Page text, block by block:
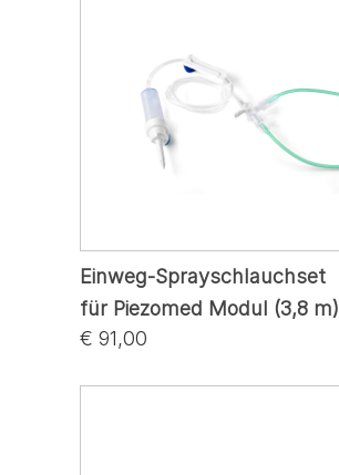
Einweg-Sprayschlauchset
für Piezomed Modul (3,8 m)
€ 91,00